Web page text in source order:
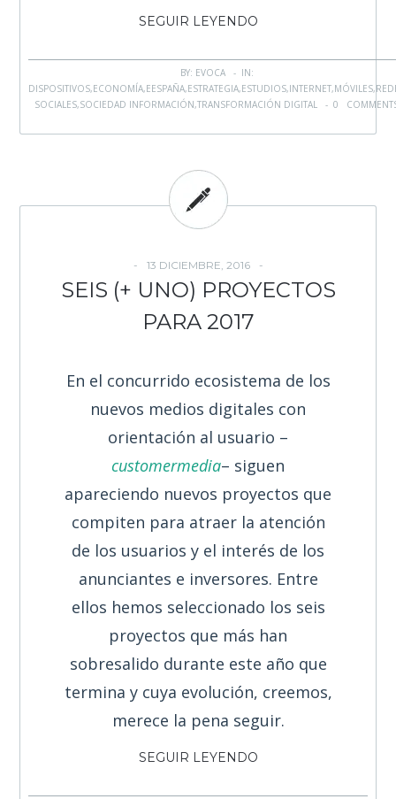
SEGUIR LEYENDO
BY: EVOCA - IN:
DISPOSITIVOS,ECONOMÍA,EESPAÑA,ESTRATEGIA,ESTUDIOS,INTERNET,MÓVILES,
SOCIALES,SOCIEDAD INFORMACIÓN,TRANSFORMACIÓN DIGITAL -0
13 DICIEMBRE, 2016
SEIS (+ UNO) PROYECTOS
PARA 2017
En el concurrido ecosistema de los
nuevos medios digitales con
orientación al usuario –
customermedia– siguen
apareciendo nuevos proyectos que
compiten para atraer la atención
de los usuarios y el interés de los
anunciantes e inversores. Entre
ellos hemos seleccionado los seis
proyectos que más han
sobresalido durante este año que
termina y cuya evolución, creemos,
merece la pena seguir.
SEGUIR LEYENDO